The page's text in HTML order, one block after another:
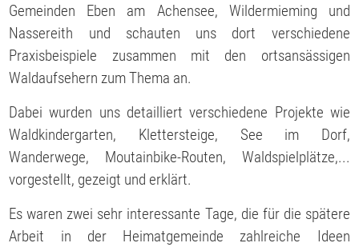
Gemeinden Eben am Achensee, Wildermieming und
Nassereith und schauten uns dort verschiedene
Praxisbeispiele zusammen mit den ortsansässigen
Waldaufsehern zum Thema an.
Dabei wurden uns detailliert verschiedene Projekte wie
Waldkindergarten, Klettersteige, See im Dorf,
Wanderwege, Moutainbike-Routen, Waldspielplätze,...
vorgestellt, gezeigt und erklärt.
Es waren zwei sehr interessante Tage, die für die spätere
Arbeit in der Heimatgemeinde zahlreiche Ideen